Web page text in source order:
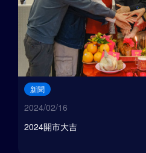
新聞
2024/02/16
2024開市大吉